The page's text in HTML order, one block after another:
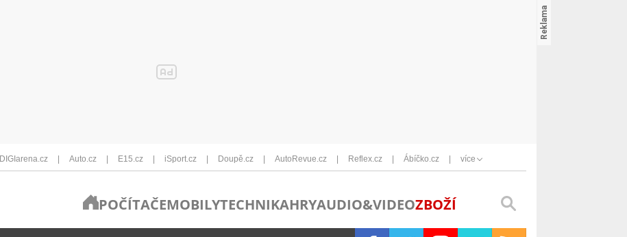
DIGIarena.cz Auto.cz E15.cz iSport.cz Doupě.cz AutoRevue.cz Reflex.cz Ábíčko.cz více
POČÍTAČEMOBILYTECHNIKAHRYAUDIO&VIDEOZBOŽÍ